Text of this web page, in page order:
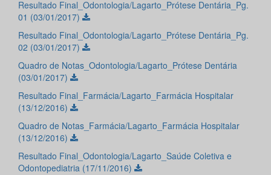
Resultado Final_Odontologia/Lagarto_Prótese Dentária_Pg.
01 (03/01/2017)
Resultado Final_Odontologia/Lagarto_Prótese Dentária_Pg.
02 (03/01/2017)
Quadro de Notas_Odontologia/Lagarto_Prótese Dentária
(03/01/2017)
Resultado Final_Farmácia/Lagarto_Farmácia Hospitalar
(13/12/2016)
Quadro de Notas_Farmácia/Lagarto_Farmácia Hospitalar
(13/12/2016)
Resultado Final_Odontologia/Lagarto_Saúde Coletiva e
Odontopediatria (17/11/2016)